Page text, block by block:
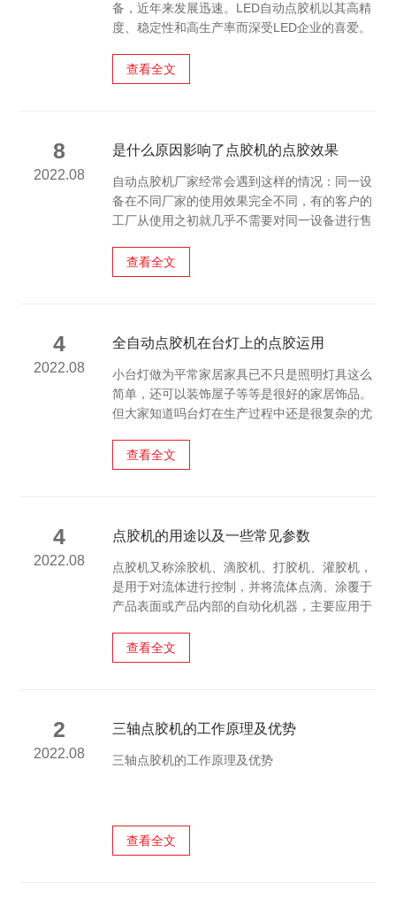
备，近年来发展迅速。LED自动点胶机以其高精
度、稳定性和高生产率而深受LED企业的喜爱。
于哪些行业。
查看全文
8
2022.08
是什么原因影响了点胶机的点胶效果
自动点胶机厂家经常会遇到这样的情况：同一设
备在不同厂家的使用效果完全不同，有的客户的
工厂从使用之初就几乎不需要对同一设备进行售
要是由于各厂家对机械的使用和维护以及车间管
理系统的规范是造成这种现象不同的主要原因。
查看全文
4
2022.08
全自动点胶机在台灯上的点胶运用
小台灯做为平常家居家具已不只是照明灯具这么
简单，还可以装饰屋子等等是很好的家居饰品。
但大家知道吗台灯在生产过程中还是很复杂的尤
机可以帮助台灯实现粘接固定。下面糖心APP官
网跟随小迈一起来看看全自动点胶机在台灯上的
查看全文
4
2022.08
点胶机的用途以及一些常见参数
点胶机又称涂胶机、滴胶机、打胶机、灌胶机，
是用于对流体进行控制，并将流体点滴、涂覆于
产品表面或产品内部的自动化机器，主要应用于
阳能光伏、建筑工程等领域。
查看全文
2
2022.08
三轴点胶机的工作原理及优势
三轴点胶机的工作原理及优势
查看全文